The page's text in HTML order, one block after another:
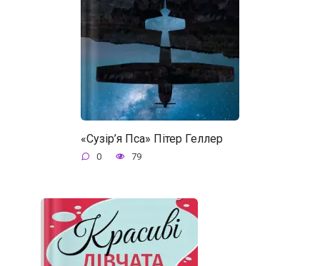
«Сузір’я Пса» Пітер Геллер
0 79